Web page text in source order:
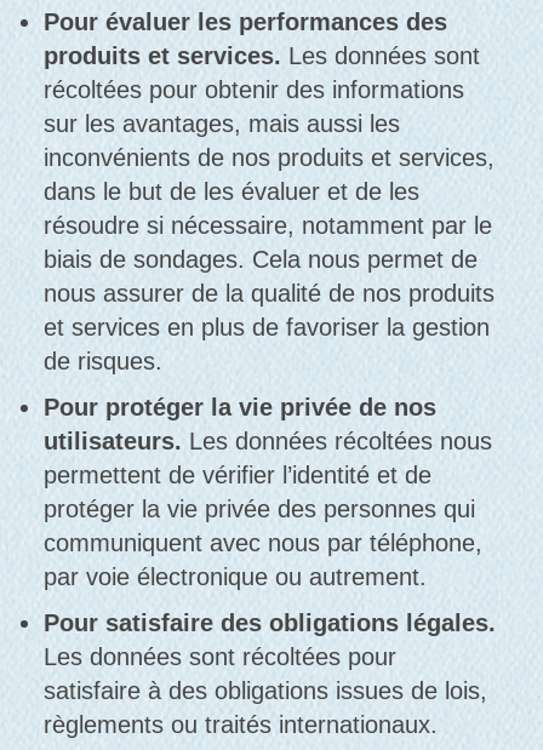
Pour évaluer les performances des
produits et services. Les données sont
récoltées pour obtenir des informations
sur les avantages, mais aussi les
inconvénients de nos produits et services,
dans le but de les évaluer et de les
résoudre si nécessaire, notamment par le
biais de sondages. Cela nous permet de
nous assurer de la qualité de nos produits
et services en plus de favoriser la gestion
de risques.
Pour protéger la vie privée de nos
utilisateurs. Les données récoltées nous
permettent de vérifier l’identité et de
protéger la vie privée des personnes qui
communiquent avec nous par téléphone,
par voie électronique ou autrement.
Pour satisfaire des obligations légales.
Les données sont récoltées pour
satisfaire à des obligations issues de lois,
règlements ou traités internationaux.